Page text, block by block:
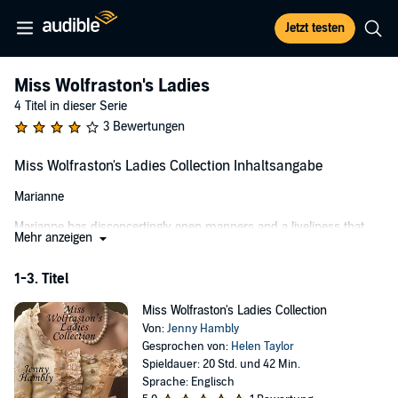
Jetzt testen
Miss Wolfraston's Ladies
4 Titel in dieser Serie
3 Bewertungen
Miss Wolfraston's Ladies Collection Inhaltsangabe
Marianne
Marianne has disconcertingly open manners and a liveliness that
Miss Wolfraston deplores. When she visits her aunt in Cheltenham,
in no hurry to find a bride. Annoyed at his sister’s matchmaking
attempts, he accompanies his friend Sir Horace Bamber to
Cheltenham. He expects to be heartily bored. Then, he meets
Marianne.
Both have lessons to learn; not least that no one is quite what they
Mehr anzeigen
1-3. Titel
Miss Wolfraston's Ladies Collection
Von:Jenny Hambly
Gesprochen von: Helen Taylor
Spieldauer: 20 Std. und 42 Min.
Sprache: Englisch